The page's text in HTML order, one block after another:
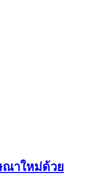
ณาใหม่ด้วย